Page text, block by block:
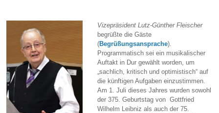
Vizepräsident Lutz-Günther Fleischer
begrüßte die Gäste
(Begrüßungsansprache).
Programmatisch sei ein musikalischer
Auftakt in Dur gewählt worden, um
„sachlich, kritisch und optimistisch“ auf
die künftigen Aufgaben einzustimmen.
Am 1. Juli dieses Jahres wurden sowohl
der 375. Geburtstag von Gottfried
Wilhelm Leibniz als auch der 75.